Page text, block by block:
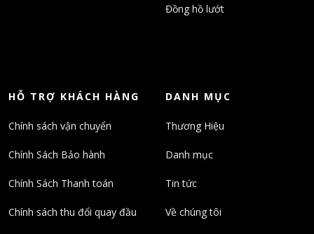
Đồng hồ lướt
HỖ TRỢ KHÁCH HÀNG
Chính sách vận chuyển
Chính Sách Bảo hành
Chính Sách Thanh toán
Chính sách thu đổi quay đầu
DANH MỤC
Thương Hiệu
Danh mục
Tin tức
Về chúng tôi